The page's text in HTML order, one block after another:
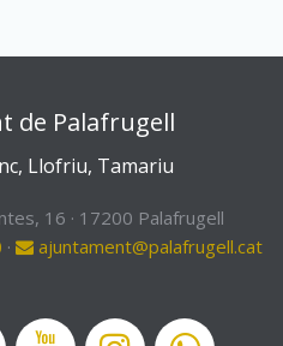
de Palafrugell
Llofriu, Tamariu
16 · 17200 Palafrugell
·
ajuntament@palafrugell.cat